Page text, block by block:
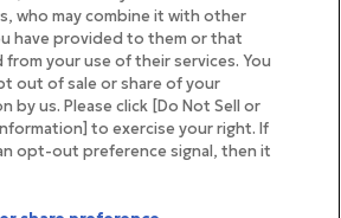
who may combine it with other
have provided to them or that
your use of their services. You
out of sale or share of your
by us. Please click [Do Not Sell or
to exercise your right. If
opt-out preference signal, then it